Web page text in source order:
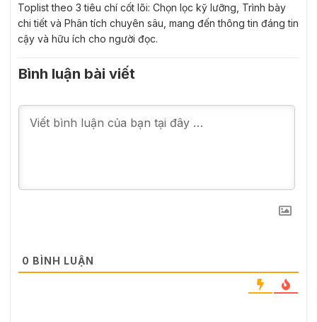
Toplist theo 3 tiêu chí cốt lõi: Chọn lọc kỹ lưỡng, Trình bày
chi tiết và Phân tích chuyên sâu, mang đến thông tin đáng tin
cậy và hữu ích cho người đọc.
Bình luận bài viết
0 BÌNH LUẬN